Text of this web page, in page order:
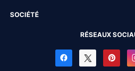
SOCIÉTÉ
RÉSEAUX